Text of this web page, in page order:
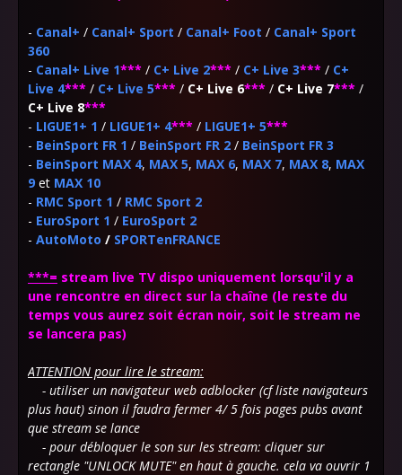
- Canal+ / Canal+ Sport / Canal+ Foot / Canal+ Sport
360
- Canal+ Live 1*** / C+ Live 2*** / C+ Live 3*** / C+
Live 4*** / C+ Live 5*** / C+ Live 6*** / C+ Live 7*** /
C+ Live 8***
- LIGUE1+ 1 / LIGUE1+ 4*** / LIGUE1+ 5***
- BeinSport FR 1 / BeinSport FR 2 / BeinSport FR 3
- BeinSport MAX 4, MAX 5, MAX 6, MAX 7, MAX 8, MAX
9 et MAX 10
- RMC Sport 1 / RMC Sport 2
- EuroSport 1 / EuroSport 2
- AutoMoto / SPORTenFRANCE
***= stream live TV dispo uniquement lorsqu'il y a
une rencontre en direct sur la chaîne (le reste du
temps vous aurez soit écran noir, soit le stream ne
se lancera pas)
ATTENTION pour lire le stream:
- utiliser un navigateur web adblocker (cf liste navigateurs
plus haut) sinon il faudra fermer 4/ 5 fois pages pubs avant
que stream se lance
- pour débloquer le son sur les stream: cliquer sur
rectangle "UNLOCK MUTE" en haut à gauche. cela va ouvrir 1